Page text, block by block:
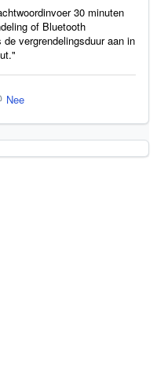
30 minuten
of Bluetooth
vergrendelingsduur aan in
Nee